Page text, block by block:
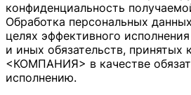
конфиденциальность
Обработка персональных
целях эффективного
и иных обязательств, принятых
<КОМПАНИЯ> в качестве
исполнению.